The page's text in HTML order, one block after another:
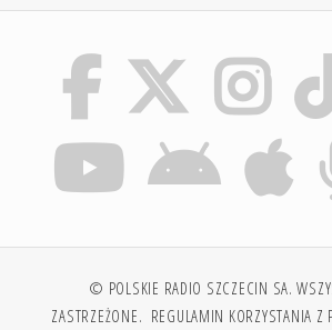
© POLSKIE RADIO SZCZECIN SA.
ZASTRZEŻONE. REGULAMIN KORZYSTANIA Z